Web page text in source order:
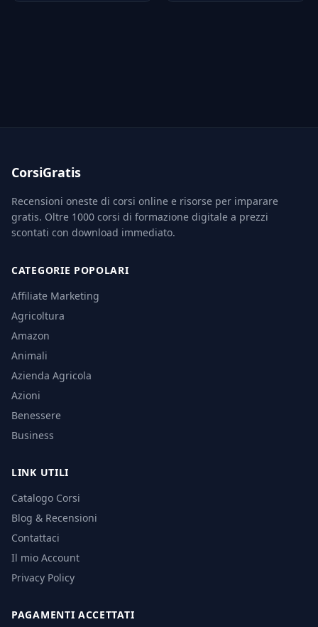
CorsiGratis
Recensioni oneste di corsi online e risorse per imparare
gratis. Oltre 1000 corsi di formazione digitale a prezzi
scontati con download immediato.
CATEGORIE POPOLARI
Affiliate Marketing
Agricoltura
Amazon
Animali
Azienda Agricola
Azioni
Benessere
Business
LINK UTILI
Catalogo Corsi
Blog & Recensioni
Contattaci
Il mio Account
Privacy Policy
PAGAMENTI ACCETTATI